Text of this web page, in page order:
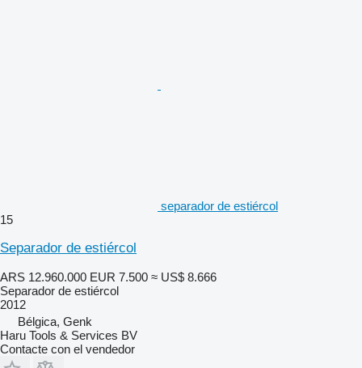
separador de estiércol
15
Separador de estiércol
ARS 12.960.000 EUR 7.500 ≈ US$ 8.666
Separador de estiércol
2012
Bélgica, Genk
Haru Tools & Services BV
Contacte con el vendedor